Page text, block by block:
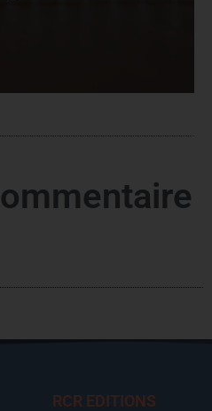
RCR EDITIONS